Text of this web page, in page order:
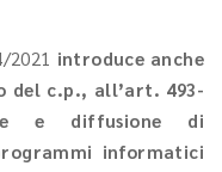
2021 introduce anche
del c.p., all’art. 493-
e diffusione di
informatici